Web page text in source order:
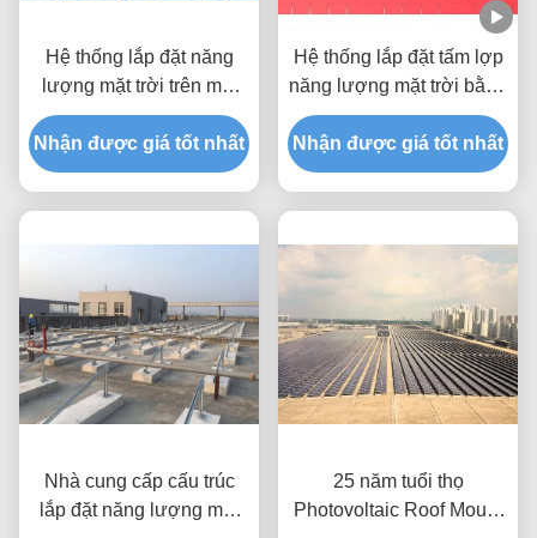
Hệ thống lắp đặt năng
lượng mặt trời trên mái
kim loại cho các dự án
thương mại & công
nghiệp
Nhận được giá tốt nhất
Hệ thống lắp đặt tấm lợp
năng lượng mặt trời bằng
nhôm Anodized & mạ
kẽm & không gỉ
Nhận được giá tốt nhất
Nhà cung cấp cấu trúc
lắp đặt năng lượng mặt
25 năm tuổi thọ
Photovoltaic Roof Mount